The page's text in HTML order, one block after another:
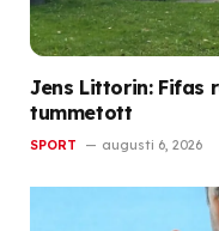
Jens Littorin: Fifas
tummetott
SPORT augusti 6, 2026